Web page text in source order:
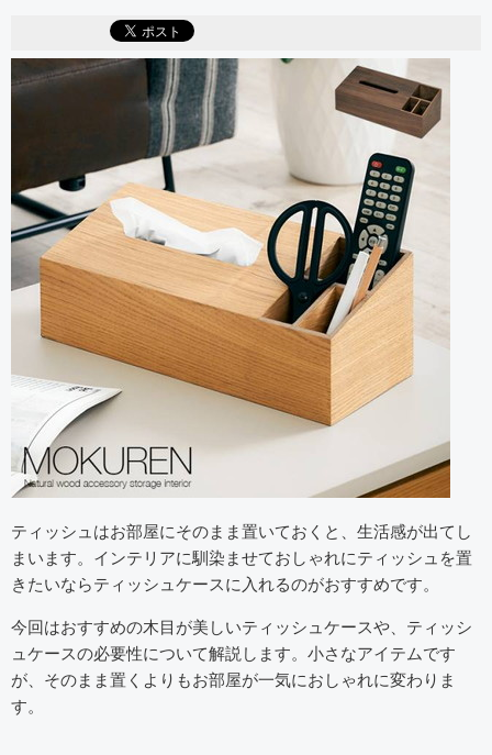
ティッシュはお部屋にそのまま置いておくと、生活感が出てし
まいます。インテリアに馴染ませておしゃれにティッシュを置
きたいならティッシュケースに入れるのがおすすめです。
今回はおすすめの木目が美しいティッシュケースや、ティッシ
ュケースの必要性について解説します。小さなアイテムです
が、そのまま置くよりもお部屋が一気におしゃれに変わりま
す。